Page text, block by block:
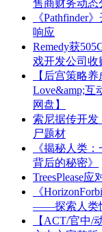
售商财务动态
《Pathfinder
响应
Remedy获
戏开发公司收
【后宫策略
Love&amp;互
网盘】
索尼据传开发
尸题材
《揭秘人类
背后的秘密》
TreesPlease
《
——探索人类
【ACT/官中/